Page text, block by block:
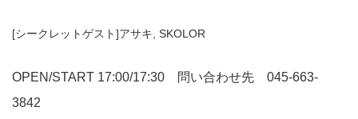
[シークレットゲスト]アサキ, SKOLOR
OPEN/START 17:00/17:30 問い合わせ先 045-663-
3842